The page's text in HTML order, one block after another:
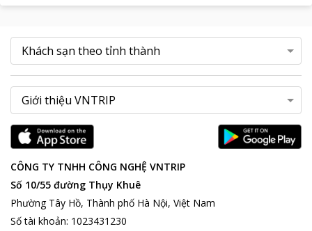
CÔNG TY TNHH CÔNG NGHỆ VNTRIP
Số 10/55 đường Thụy Khuê
Phường Tây Hồ, Thành phố Hà Nội, Việt Nam
Số tài khoản: 1023431230